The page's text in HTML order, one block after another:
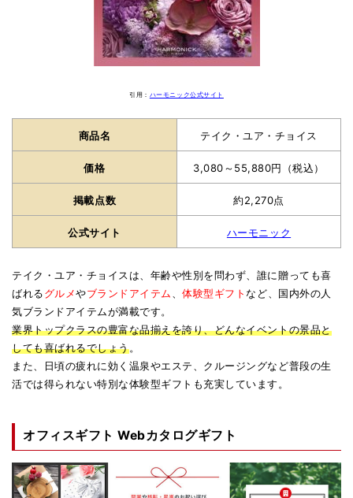
引用： ハーモニック公式サイト
商品名 テイク・ユア・チョイス
価格 3,080～55,880円（税込）
掲載点数 約2,270点
公式サイト ハーモニック
テイク・ユア・チョイスは、年齢や性別を問わず、誰に贈っても喜
ばれるグルメやブランドアイテム 、体験型ギフトなど、国内外の人
気ブランドアイテムが満載です。
業界トップクラスの豊富な品揃えを誇り、どんなイベントの景品と
しても喜ばれるでしょう。
また、日頃の疲れに効く温泉やエステ、クルージングなど普段の生
活では得られない特別な体験型ギフトも充実しています。
オフィスギフト Webカタログギフト